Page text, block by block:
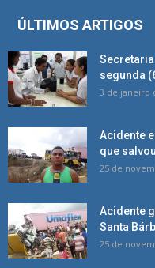
ÚLTIMOS ARTIGOS
segunda
3 de janeiro
Acidente
que
25 de
Acidente
Santa
25 de